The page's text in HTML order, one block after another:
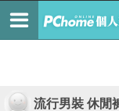
流行男裝 休閒